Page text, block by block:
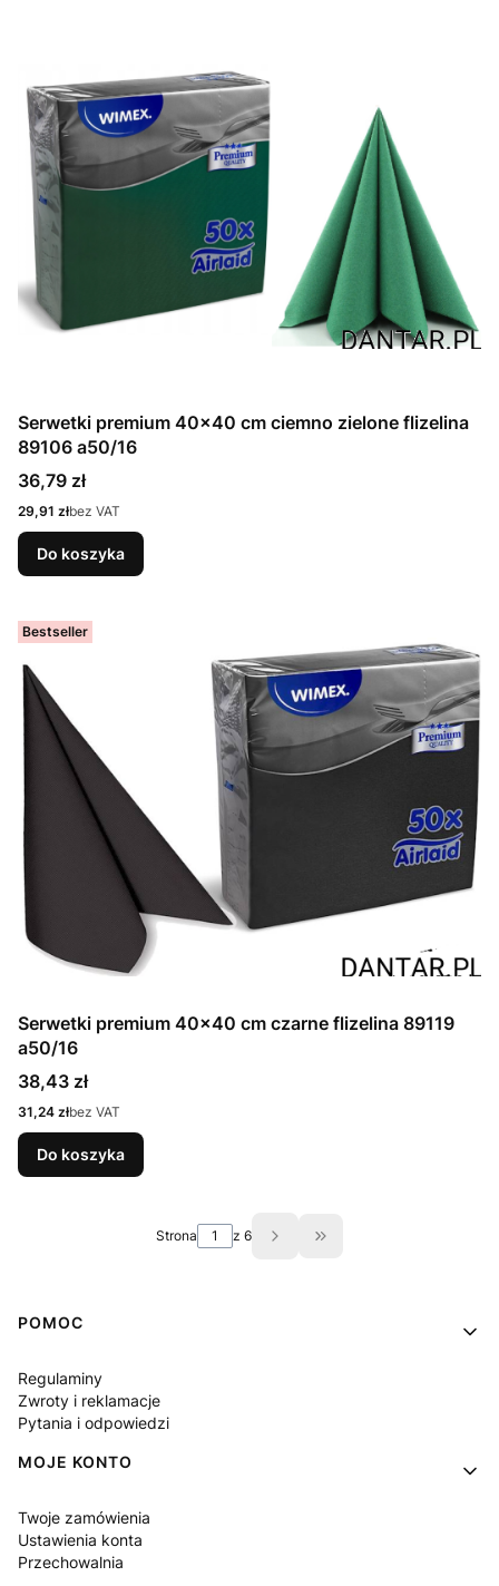
Serwetki premium 40x40 cm ciemno zielone flizelina
89106 a50/16
Cena
36,79 zł
Cena
29,91 złbez VAT
Do koszyka
Bestseller
Serwetki premium 40x40 cm czarne flizelina 89119
a50/16
Cena
38,43 zł
Cena
31,24 złbez VAT
Do koszyka
Strona z 6 Przejdź do ostatniej
Linki w stopce
POMOC
Regulaminy
Zwroty i reklamacje
Pytania i odpowiedzi
MOJE KONTO
Twoje zamówienia
Ustawienia konta
Przechowalnia